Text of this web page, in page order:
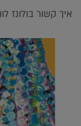
איך קשור בולונז